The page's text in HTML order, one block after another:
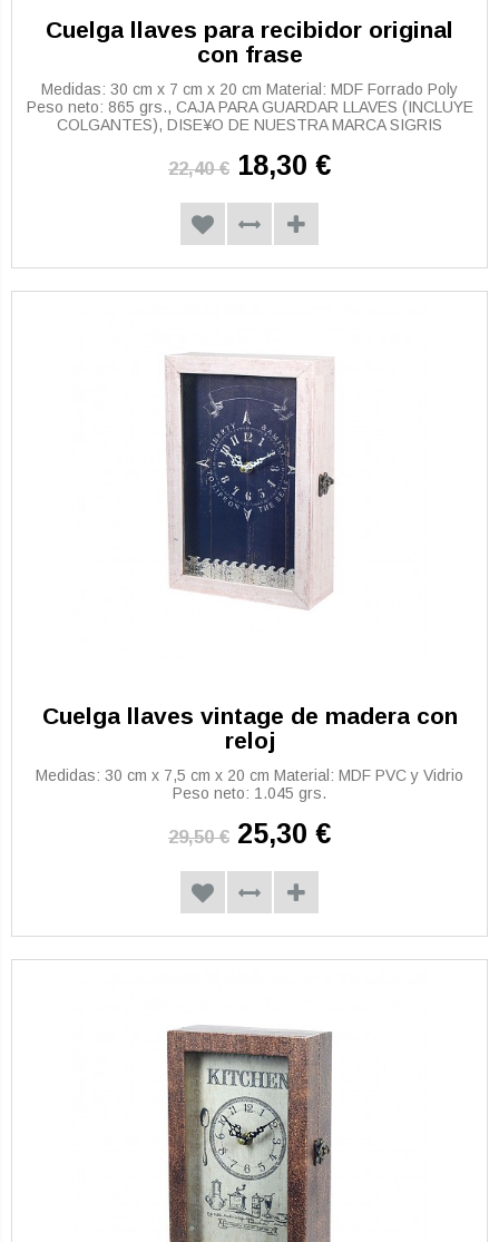
Cuelga llaves para recibidor original
con frase
Medidas: 30 cm x 7 cm x 20 cm Material: MDF Forrado Poly
Peso neto: 865 grs., CAJA PARA GUARDAR LLAVES (INCLUYE
COLGANTES), DISE¥O DE NUESTRA MARCA SIGRIS
22,40 € 18,30 €
Cuelga llaves vintage de madera con
reloj
Medidas: 30 cm x 7,5 cm x 20 cm Material: MDF PVC y Vidrio
Peso neto: 1.045 grs.
29,50 € 25,30 €